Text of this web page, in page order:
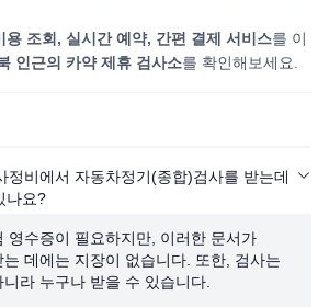
용 조회, 실시간 예약, 간편 결제 서비스를 이
인근의 카약 제휴 검사소를 확인해보세요.
정비에서 자동차정기(종합)검사를 받는데
나요?
영수증이 필요하지만, 이러한 문서가
데에는 지장이 없습니다. 또한, 검사는
라 누구나 받을 수 있습니다.